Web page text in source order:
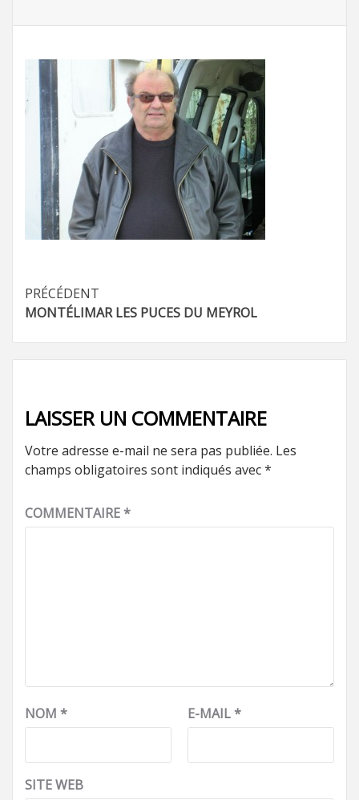
Navigation
d’article
PRÉCÉDENT
MONTÉLIMAR LES PUCES DU MEYROL
LAISSER UN COMMENTAIRE
Votre adresse e-mail ne sera pas publiée. Les
champs obligatoires sont indiqués avec*
COMMENTAIRE*
NOM * E-MAIL*
SITE WEB